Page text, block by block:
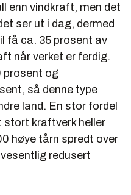
enn vindkraft, men det
ser ut i dag, dermed
få ca. 35 prosent av
når verket er ferdig.
prosent og
så denne type
land. En stor fordel
stort kraftverk heller
høye tårn spredt over
redusert